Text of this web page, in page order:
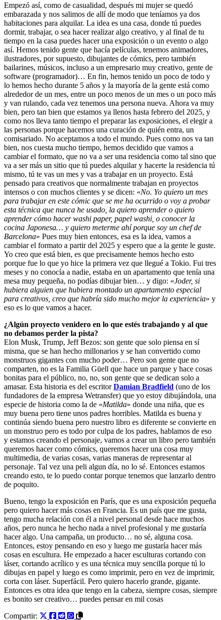
Empezó así, como de casualidad, después mi mujer se quedó
embarazada y nos salimos de allí de modo que teníamos ya dos
habitaciones para alquilar. La idea es una casa, donde tú puedes
dormir, trabajar, o sea hacer realizar algo creativo, y al final de tu
tiempo en la casa puedes hacer una exposición o un evento o algo
así. Hemos tenido gente que hacía películas, tenemos animadores,
ilustradores, por supuesto, dibujantes de cómics, pero también
bailarines, músicos, incluso a un empresario muy creativo, gente de
software (programador)… En fin, hemos tenido un poco de todo y
lo hemos hecho durante 5 años y la mayoría de la gente está como
alrededor de un mes, entre un poco menos de un mes o un poco más
y van rulando, cada vez tenemos una persona nueva. Ahora va muy
bien, pero tan bien que estamos ya llenos hasta febrero del 2025, y
como nos lleva tanto tiempo el preparar las exposiciones, el elegir a
las personas porque hacemos una curación de quién entra, un
comisariado. No aceptamos a todo el mundo. Pues como nos va tan
bien, nos cuesta mucho tiempo, hemos decidido que vamos a
cambiar el formato, que no va a ser una residencia como tal sino que
va a ser más un sitio que tú puedes alquilar y hacerte la residencia tú
mismo, tú te vas un mes y vas a trabajar en un proyecto. Está
pensado para creativos que normalmente trabajan en proyectos
intensos o con muchos clientes y se dicen: «No. Yo quiero un mes
para trabajar en este cómic que se me ha ocurrido o voy a probar
esta técnica que nunca he usado, la quiero aprender o quiero
aprender cómo hacer washi paper, papel washi, o conocer la
cocina Japonesa… y quiero meterme ahí porque soy un chef de
Barcelona» Pues muy bien entonces, esa es la idea, vamos a
cambiar el formato a partir del 2025 y espero que a la gente le guste.
Yo creo que está bien, es que precisamente hemos hecho esto
porque fue lo que yo hice la primera vez que llegué a Tokio. Fui tres
meses y no conocía a nadie, estaba en un apartamento que tenía una
mesa muy pequeña, no podías dibujar bien… y digo: «Joder, si
hubiera alguien que hubiera montado un apartamento especial
para creativos, creo que habría sido mucho mejor la experiencia» y
eso es lo que vamos a hacer.
¿Algún proyecto venidero en lo que estés trabajando y al que
no debamos perder la pista?
Elon Musk, Trump, Jeff Bezos: son gente que solo piensa en sí
misma, que se han hecho millonarios y se han convertido como
monstruos gigantes con mucho poder… Pero son gente que no
comparten, no es la Familia Güell que hace un parque y hace cosas
bonitas para el público, no, no, son gente que se dedican solo a
amasar. Esta historia es del escritorDamian Bradfield (uno de los
fundadores de la empresa Wetransfer) que yo estoy dibujándola, una
especie de historia como la de «Matilda» donde una niña, que es
muy buena pero tiene unos padres horribles. Matilda es buena y
continúa siendo buena pero nuestro libro es diferente se convierte en
un monstruo pero es todo por culpa de los padres, hablamos de eso
y estamos creando el personaje, vamos a crear un libro pero también
queremos hacer como cómics, queremos hacer una cosa muy
multimedia, de varias cosas, varias maneras de representar al
personaje. Tal vez una peli algun día, no lo sé. Entonces estamos
creando esto, te lo puedo contar porque tenemos que lanzarlo dentro
de poquito.
Bueno, tengo la exposición en París, que es una exposición pequeña
pero quiero hacer más cosas en Francia. Es un país que me gusta,
tengo mucha relación con él a nivel personal desde hace muchos
años, pero nunca he hecho nada a nivel profesional y me gustaría
hacer algo. Una campaña, un producto… no sé, alguna cosa.
Entonces, estoy pensando en eso y luego me gustaría hacer más
cosas en escultura. He empezado a hacer esculturas cortando con
láser, cortando acrílico y es una técnica muy sencilla porque tú lo
dibujas en papel y luego es como imprimir, pero en vez de imprimir,
corta con láser. Superfácil. Pero quiero hacerlo grande, gigante.
Entonces es otra idea que tengo en la cabeza, siempre cosas, siempre
es bonito ser creativo… puedes pensar en mil cosas
Compartir: